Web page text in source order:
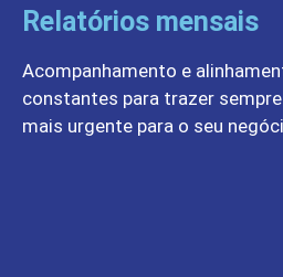
Relatórios mensais
Acompanhamento e
constantes para trazer
mais urgente para o seu